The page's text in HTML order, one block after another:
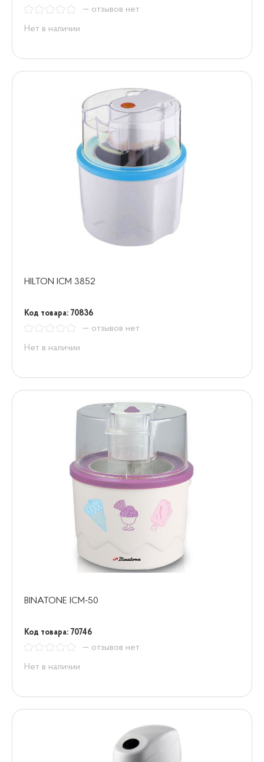
— отзывов нет
Нет в наличии
HILTON ICM 3852
Код товара: 70836
— отзывов нет
Нет в наличии
BINATONE ICM-50
Код товара: 70746
— отзывов нет
Нет в наличии